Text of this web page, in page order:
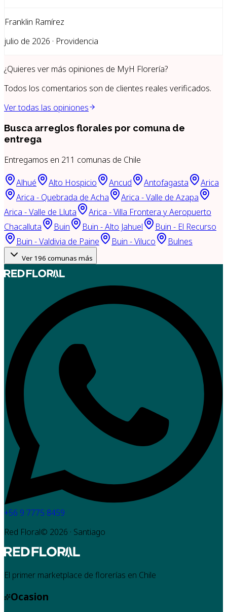
Franklin Ramírez
julio de 2026 · Providencia
¿Quieres ver más opiniones de MyH Florería?
Todos los comentarios son de clientes reales verificados.
Ver todas las opiniones
Busca arreglos florales por comuna de
entrega
Entregamos en 211 comunas de Chile
Alhué Alto Hospicio Ancud Antofagasta
Arica
Arica - Quebrada de Acha
Arica - Valle de Azapa
Arica - Valle de Lluta
Arica - Villa Frontera y Aeropuerto
Chacalluta
Buin Buin - Alto Jahuel
Buin - El Recurso
Buin - Valdivia de Paine
Buin - Viluco Bulnes
Ver 196 comunas más
+56 9 7775 8459
Red Floral© 2026 · Santiago
El primer marketplace de florerías en Chile
Ocasion